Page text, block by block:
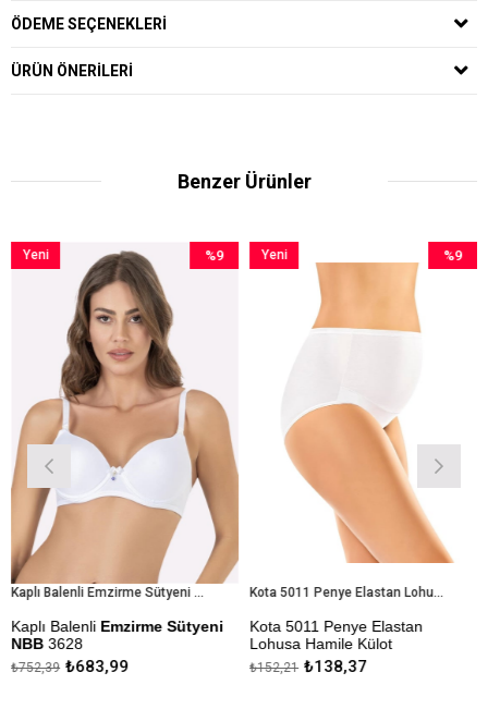
ÖDEME SEÇENEKLERI
ÜRÜN ÖNERILERI
Benzer Ürünler
Kaplı Balenli Emzirme Sütyeni NBB 3628
Emzirme Sütyeni
Açılabilen
₺683,99
%9
İndirim
%9İndirim
Kota 5011 Penye Elastan Lohusa Hamile Külot
Kota 5011 Penye Elastan
Lohusa Hamile Külot
Kapıda Ödeme Seçeneği
₺138,37
%9İndirim
Yeni
Yeni